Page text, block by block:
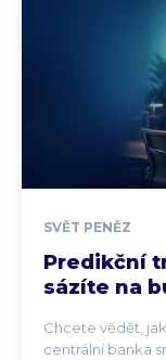
SVĚT PENĚZ
Predikční
sázíte na
Chcete vědět,
centrální banka